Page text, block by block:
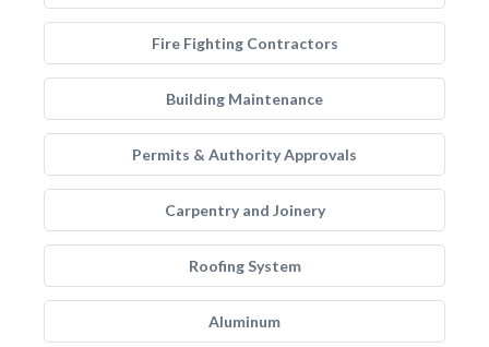
Fire Fighting Contractors
Building Maintenance
Permits & Authority Approvals
Carpentry and Joinery
Roofing System
Aluminum